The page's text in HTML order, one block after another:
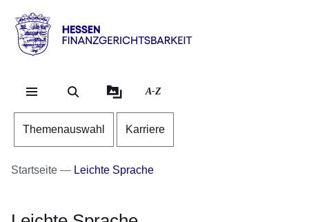
Direkt zum Kopf der
Direkt zum Inhalt
Direkt zum Fuß der
Hessen
Finanzgerichtsbarkeit
A-Z
Themenauswahl Karriere
Startseite Leichte Sprache